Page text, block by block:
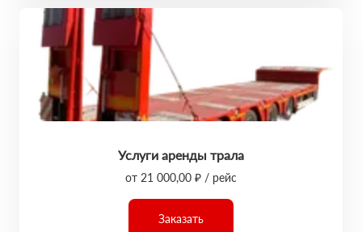
Услуги аренды трала
от 21 000,00 ₽ / рейс
Заказать